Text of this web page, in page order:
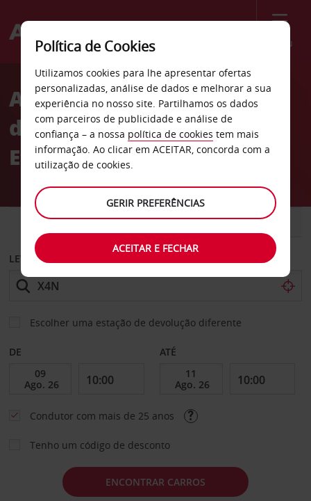
Menu
Welcome
AvisAluguer de carros Parque
de estacionamento VINCI
Etoile Wagram
CARRO COMERCIAIS
LEVANTAR EM
Escolher uma estação de devolução diferente
DE ATÉ
Condutor com mais de 25 anos
Tenho um código de desconto
ENCONTRAR CARROS
Política de Cookies
Utilizamos cookies para lhe apresentar ofertas
personalizadas, análise de dados e melhorar a sua
experiência no nosso site. Partilhamos os dados
com parceiros de publicidade e análise de
confiança – a nossa política de cookies tem mais
informação. Ao clicar em ACEITAR, concorda com a
utilização de cookies.
GERIR PREFERÊNCIAS
ACEITAR E FECHAR